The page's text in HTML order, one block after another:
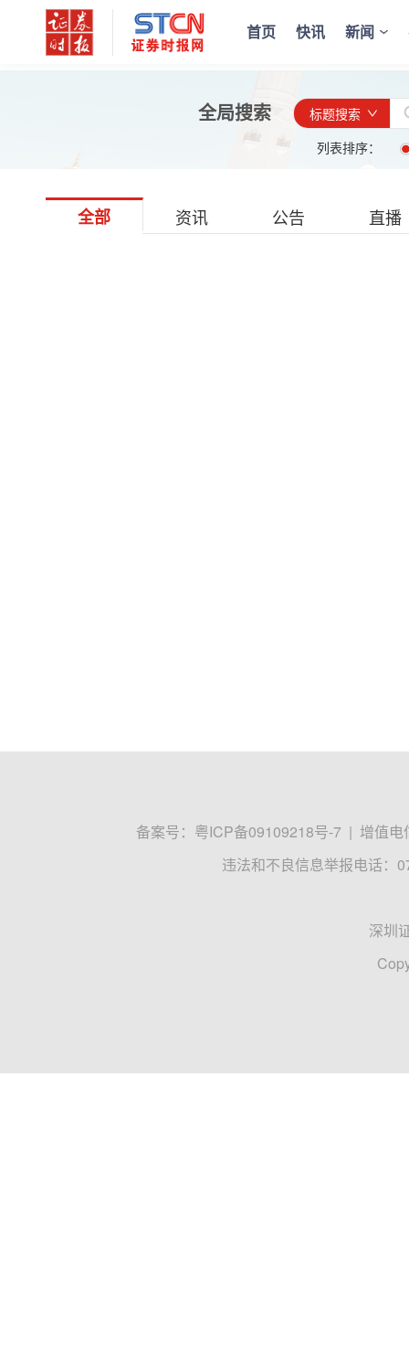
首页 快讯 新闻
全局搜索
标题搜索
列表排序：
全部 资讯 公告 直播
备案号： 粤ICP备09109218号-7 | 增值电
违法和不良信息举报电话：
深圳